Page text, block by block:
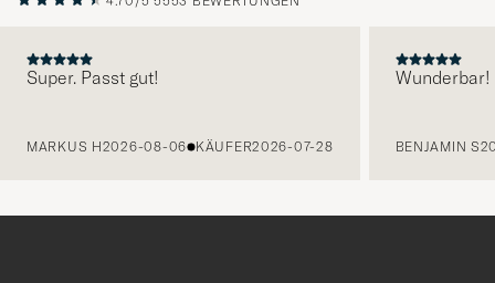
Super. Passt gut!
MARKUS H2026-08-06 KÄUFER2026-07-28
Wunderbar!
BENJAMIN S